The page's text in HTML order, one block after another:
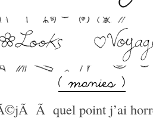
Ã quel point j’ai